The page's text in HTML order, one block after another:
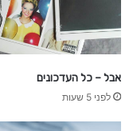
אבל – כל העדכונים
לפני 5 שעות